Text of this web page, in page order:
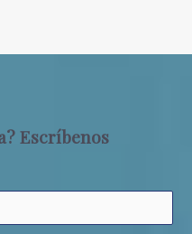
Escríbenos